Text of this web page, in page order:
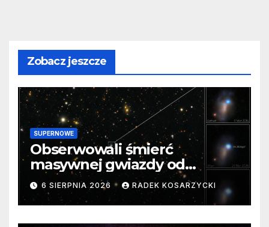
Zobacz jeszcze
SUPERNOWE
Obserwowali śmierć
masywnej gwiazdy od
samego początku. Niezwykle
cenne dane
6 SIERPNIA 2026 RADEK KOSARZYCKI